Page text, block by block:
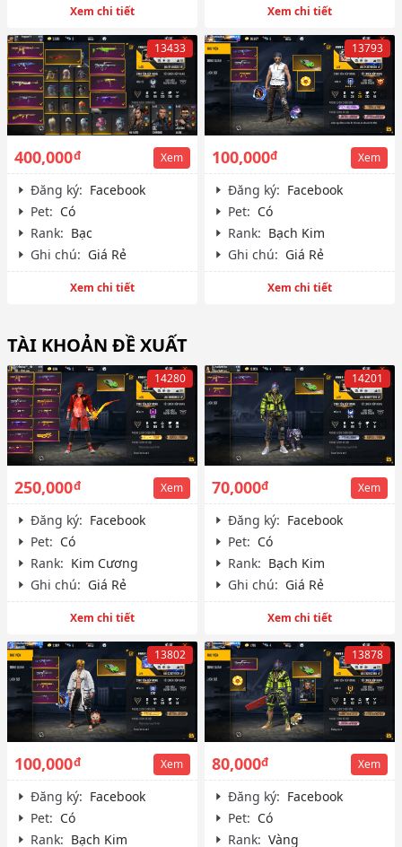
Xem chi tiết Xem chi tiết
13433
400,000đ Xem
Đăng ký: Facebook
Pet: Có
Rank: Bạc
Ghi chú: Giá Rẻ
Xem chi tiết
13793
100,000đ Xem
Đăng ký: Facebook
Pet: Có
Rank: Bạch Kim
Ghi chú: Giá Rẻ
Xem chi tiết
TÀI KHOẢN ĐỀ XUẤT
14280
250,000đ Xem
Đăng ký: Facebook
Pet: Có
Rank: Kim Cương
Ghi chú: Giá Rẻ
Xem chi tiết
14201
70,000đ Xem
Đăng ký: Facebook
Pet: Có
Rank: Bạch Kim
Ghi chú: Giá Rẻ
Xem chi tiết
13802
100,000đ Xem
Đăng ký: Facebook
Pet: Có
Rank: Bạch Kim
13878
80,000đ Xem
Đăng ký: Facebook
Pet: Có
Rank: Vàng